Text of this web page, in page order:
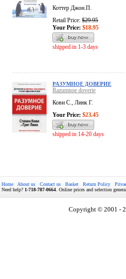
Коттер Джон.П.
Retail Price: $29.95
Your Price: $18.95
shipped in 1-3 days
РАЗУМНОЕ ДОВЕРИЕ
Razumnoe doverie
Кови С., Линк Г.
Your Price: $23.45
shipped in 14-20 days
Home About us Contact us Basket Return Policy
Need help? 1-718-787-0664 . Online prices and selection
Copyright © 2001 -